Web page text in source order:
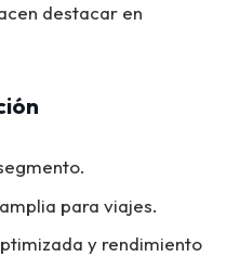
destacar en
para viajes.
y rendimiento